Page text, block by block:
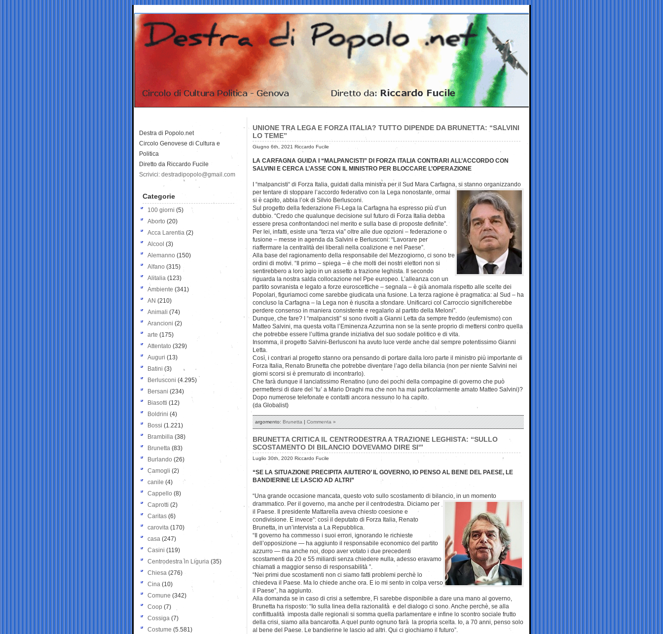
UNIONE TRA LEGA E FORZA ITALIA? TUTTO DIPENDE DA BRUNETTA: “SALVINI
LO TEME”
Giugno 6th, 2021 Riccardo Fucile
LA CARFAGNA GUIDA I “MALPANCISTI” DI FORZA ITALIA CONTRARI ALL’ACCORDO CON
SALVINI E CERCA L’ASSE CON IL MINISTRO PER BLOCCARE L’OPERAZIONE
I “malpancisti“ di Forza Italia, guidati dalla ministra per il Sud Mara Carfagna, si stanno organizzando
per tentare di stoppare l’accordo federativo con la Lega nonostante, ormai
si è capito, abbia l’ok di Silvio Berlusconi.
Sul progetto della federazione Fi-Lega la Carfagna ha espresso più d’un
dubbio. “Credo che qualunque decisione sul futuro di Forza Italia debba
essere presa confrontandoci nel merito e sulla base di proposte definite”.
Per lei, infatti, esiste una “terza via” oltre alle due opzioni – federazione o
fusione – messe in agenda da Salvini e Berlusconi: “Lavorare per
riaffermare la centralità dei liberali nella coalizione e nel Paese”.
Alla base del ragionamento della responsabile del Mezzogiorno, ci sono tre
ordini di motivi. “Il primo – spiega – è che molti dei nostri elettori non si
sentirebbero a loro agio in un assetto a trazione leghista. Il secondo
riguarda la nostra salda collocazione nel Ppe europeo. L’alleanza con un
partito sovranista e legato a forze euroscettiche – segnala – è già anomala rispetto alle scelte dei
Popolari, figuriamoci come sarebbe giudicata una fusione. La terza ragione è pragmatica: al Sud – ha
concluso la Carfagna – la Lega non è riuscita a sfondare. Unificarci col Carroccio significherebbe
perdere consenso in maniera consistente e regalarlo al partito della Meloni”.
Dunque, che fare? I “malpancisti” si sono rivolti a Gianni Letta da sempre freddo (eufemismo) con
Matteo Salvini, ma questa volta l’Eminenza Azzurrina non se la sente proprio di mettersi contro quella
che potrebbe essere l’ultima grande iniziativa del suo sodale politico e di vita.
Insomma, il progetto Salvini-Berlusconi ha avuto luce verde anche dal sempre potentissimo Gianni
Letta.
Così, i contrari al progetto stanno ora pensando di portare dalla loro parte il ministro più importante di
Forza Italia, Renato Brunetta che potrebbe diventare l’ago della bilancia (non per niente Salvini nei
giorni scorsi si è premurato di incontrarlo).
Che farà dunque il lanciatissimo Renatino (uno dei pochi della compagine di governo che può
permettersi di dare del ‘tu’ a Mario Draghi ma che non ha mai particolarmente amato Matteo Salvini)?
Dopo numerose telefonate e contatti ancora nessuno lo ha capito.
(da Globalist)
argomento:Brunetta|Commenta »
BRUNETTA CRITICA IL CENTRODESTRA A TRAZIONE LEGHISTA: “SULLO
SCOSTAMENTO DI BILANCIO DOVEVAMO DIRE SI'”
Luglio 30th, 2020 Riccardo Fucile
“SE LA SITUAZIONE PRECIPITA AIUTERO’ IL GOVERNO, IO PENSO AL BENE DEL PAESE, LE
BANDIERINE LE LASCIO AD ALTRI”
“Una grande occasione mancata, questo voto sullo scostamento di bilancio, in un momento
drammatico. Per il governo, ma anche per il centrodestra. Diciamo per
il Paese. Il presidente Mattarella aveva chiesto coesione e
condivisione. E invece”: così il deputato di Forza Italia, Renato
Brunetta, in un’intervista a La Repubblica.
“Il governo ha commesso i suoi errori, ignorando le richieste
dell’opposizione — ha aggiunto il responsabile economico del partito
azzurro — ma anche noi, dopo aver votato i due precedenti
scostamenti da 20 e 55 miliardi senza chiedere nulla, adesso eravamo
chiamati a maggior senso di responsabilità ”.
“Nei primi due scostamenti non ci siamo fatti problemi perchè lo
chiedeva il Paese. Ma lo chiede anche ora. E io mi sento in colpa verso
il Paese”, ha aggiunto.
Alla domanda se in caso di crisi a settembre, Fi sarebbe disponibile a dare una mano al governo,
Brunetta ha risposto: “Io sulla linea della razionalità e del dialogo ci sono. Anche perchè, se alla
conflittualità imposta dalle regionali si somma quella parlamentare e infine lo scontro sociale frutto
della crisi, siamo alla bancarotta. A quel punto ognuno farà la propria scelta. Io, a 70 anni, penso solo
al bene del Paese. Le bandierine le lascio ad altri. Qui ci giochiamo il futuro”.
Destra di Popolo.net
Circolo Genovese di Cultura e
Politica
Diretto da Riccardo Fucile
Scrivici: destradipopolo@gmail.com
Categorie
100 giorni (5)
Aborto (20)
Acca Larentia (2)
Alcool (3)
Alemanno (150)
Alfano (315)
Alitalia (123)
Ambiente (341)
AN (210)
Animali (74)
Arancioni (2)
arte (175)
Attentato (329)
Auguri (13)
Batini (3)
Berlusconi (4.295)
Bersani (234)
Biasotti (12)
Boldrini (4)
Bossi (1.221)
Brambilla (38)
Brunetta (83)
Burlando (26)
Camogli (2)
canile (4)
Cappello (8)
Caprotti (2)
Caritas (6)
carovita (170)
casa (247)
Casini (119)
Centrodestra in Liguria (35)
Chiesa (276)
Cina (10)
Comune (342)
Coop (7)
Cossiga (7)
Costume (5.581)